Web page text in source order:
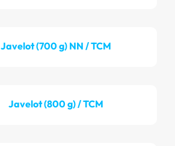
Javelot (700 g) NN / TCM
Javelot (800 g) / TCM